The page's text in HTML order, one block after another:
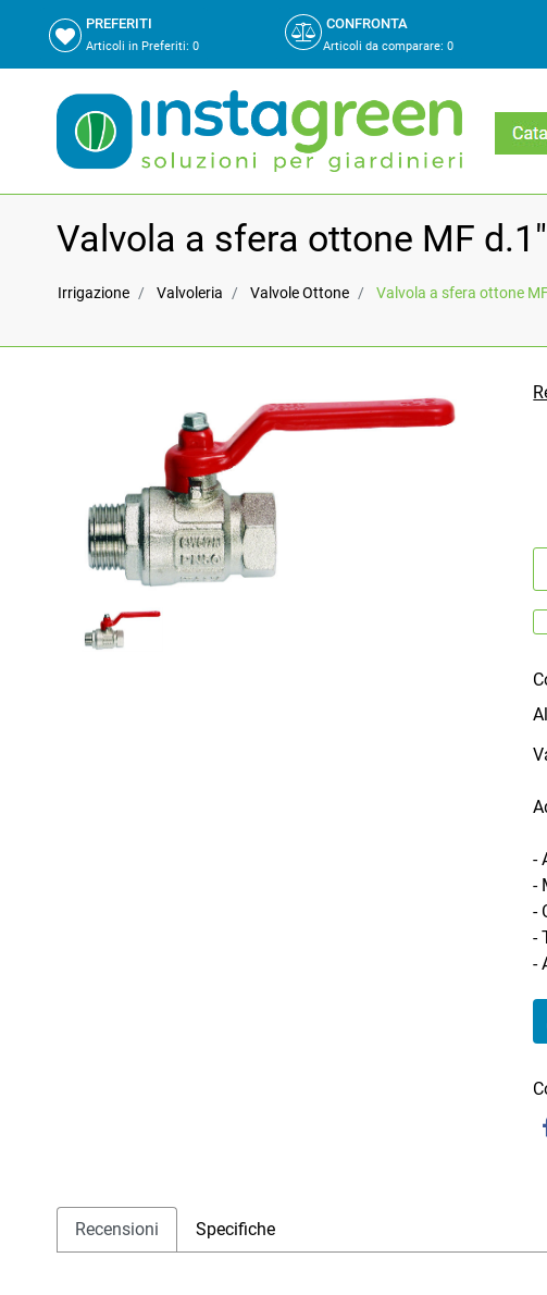
PREFERITI
Articoli in Preferiti: 0
CONFRONTA
Articoli da comparare: 0
Valvola a sfera ottone MF
Irrigazione Valvoleria Valvole Ottone Valvola a sfera ottone
-
-
-
-
-
Recensioni Specifiche